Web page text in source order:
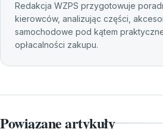
Redakcja WZPS przygotowuje
kierowców, analizując części,
samochodowe pod kątem
opłacalności zakupu.
Powiązane artykuły